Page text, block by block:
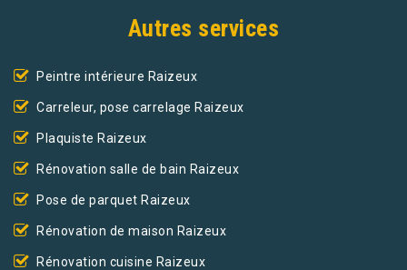
Autres services
Peintre intérieure Raizeux
Carreleur, pose carrelage Raizeux
Plaquiste Raizeux
Rénovation salle de bain Raizeux
Pose de parquet Raizeux
Rénovation de maison Raizeux
Rénovation cuisine Raizeux